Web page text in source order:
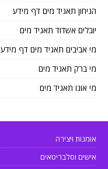
הגיחון תאגיד מים דף מידע
יובלים אשדוד תאגיד מים
מי אביבים תאגיד מים דף מידע
מי ברק תאגיד מים
מי אונו תאגיד מים
אומנות ויצירה
אישים וסלבריטאים